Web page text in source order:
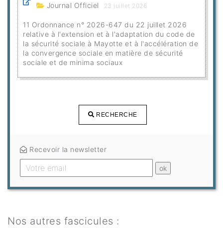
Journal Officiel 23 juillet 2026
11 Ordonnance n° 2026-647 du 22 juillet 2026
relative à l'extension et à l'adaptation du code de
la sécurité sociale à Mayotte et à l'accélération de
la convergence sociale en matière de sécurité
sociale et de minima sociaux
RECHERCHE
Recevoir la newsletter
Nos autres fascicules :